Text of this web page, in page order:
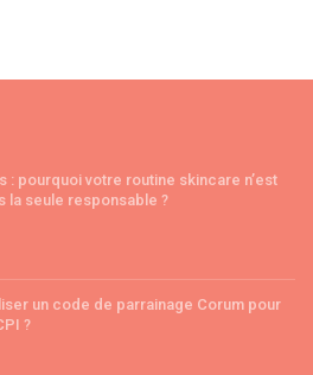
: pourquoi votre routine skincare n’est
la seule responsable ?
un code de parrainage Corum pour
?